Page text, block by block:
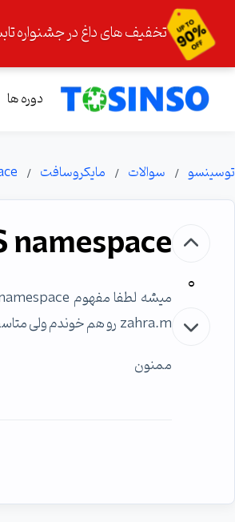
تخفیف های داغ در جشنواره
دوره ها
توسینسو سوالات مایکروسافت
0
namespace
zahra.m رو هم خوندم ولی متاسفانه چیزی دستگیرم نشد.
ممنون